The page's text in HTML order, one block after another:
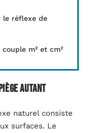
le réflexe de
m² et cm²
autant
naturel consiste
surfaces. Le